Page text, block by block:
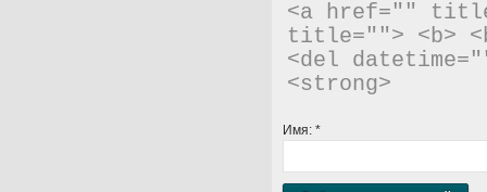
<a href=""
title=""> <b>
<del
<strong>
Имя: *